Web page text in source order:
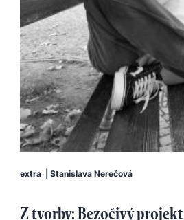
extra Stanislava Nerečová
Z tvorby: Bezočivý projekt